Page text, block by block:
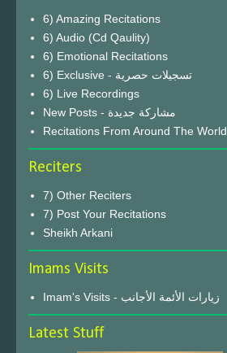
6) Amazing Recitations
6) Audio (Cd Qaulity)
6) Emotional Recitations
6) Exclusive - تسجيلات حصرية
6) Live Recordings
New Posts - مشاركة جديدة
Recitations From Around The World
Reciters
7) Other Reciters
7) Post Your Recitations
Sheikh Arkani
Imams Visits
Imam's Visits - زيارات الأئمة الأجانب
Latest Stuff